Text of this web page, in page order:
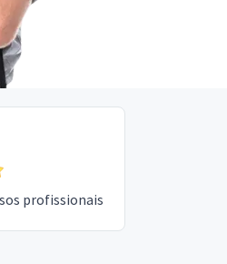
profissionais